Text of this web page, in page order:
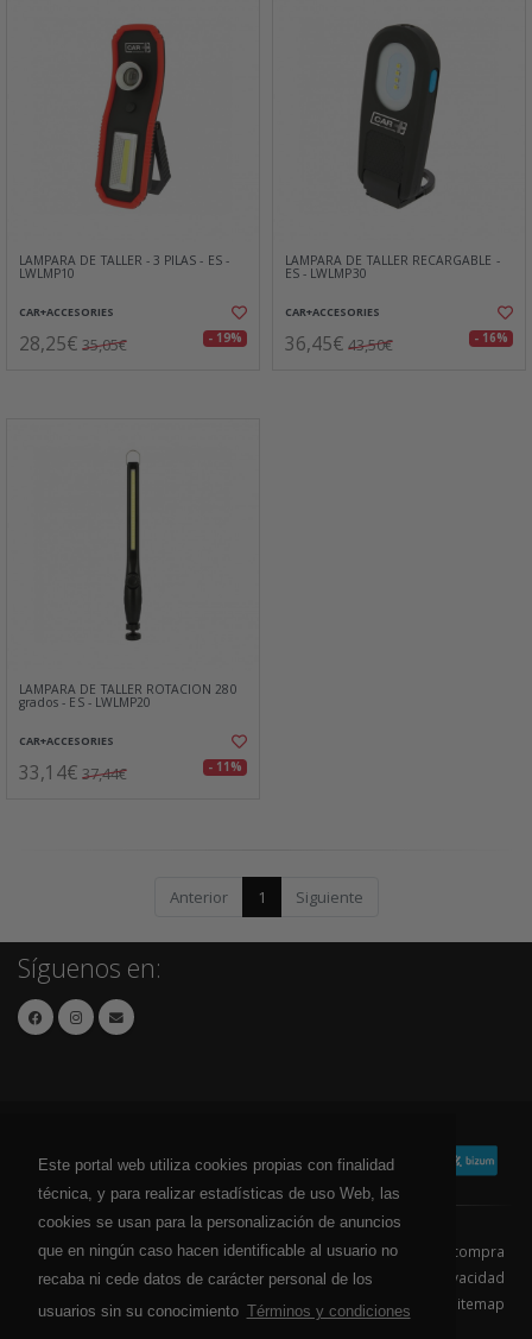
Este portal web utiliza cookies propias con finalidad
técnica, y para realizar estadísticas de uso Web, las
cookies se usan para la personalización de anuncios
que en ningún caso hacen identificable al usuario no
recaba ni cede datos de carácter personal de los
usuarios sin su conocimiento Términos y condiciones
LAMPARA DE TALLER - 3 PILAS - ES -
LWLMP10
CAR+ACCESORIES
28,25€ 35,05€ - 19%
LAMPARA DE TALLER RECARGABLE -
ES - LWLMP30
CAR+ACCESORIES
36,45€ 43,50€ - 16%
LAMPARA DE TALLER ROTACION 280
grados - ES - LWLMP20
CAR+ACCESORIES
33,14€ 37,44€ - 11%
Anterior 1 Siguiente
Síguenos en:
Contacto Aviso Legal
Condiciones de compra
Política de envíos
Política de devolución
Política de Privacidad
Política de Cookies
Sitemap